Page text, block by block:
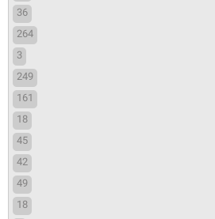
36
264
3
249
161
18
45
42
49
18